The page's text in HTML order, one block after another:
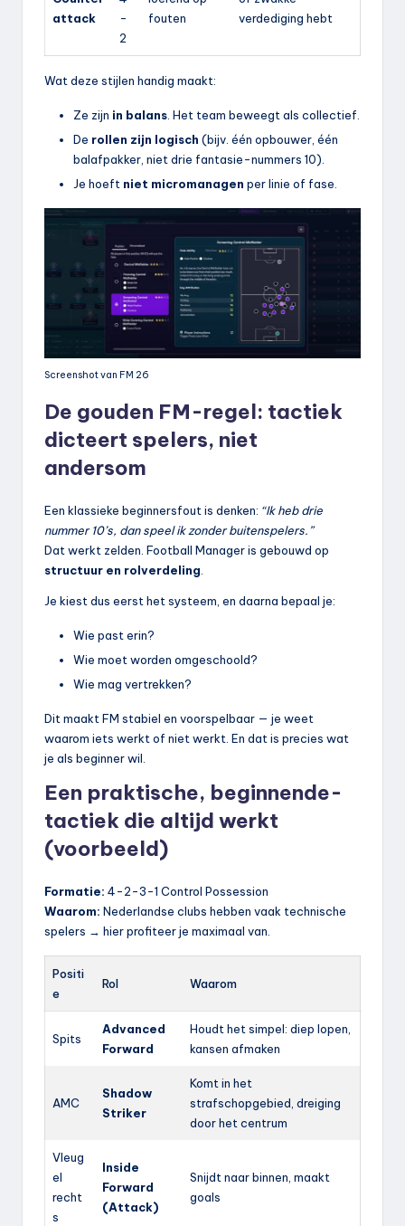
attack
-
2
fouten
verdediging hebt
Wat deze stijlen handig maakt:
Ze zijn in balans . Het team beweegt als collectief.
De rollen zijn logisch (bijv. één opbouwer, één
balafpakker, niet drie fantasie-nummers 10).
Je hoeft niet micromanagen per linie of fase.
Screenshot van FM 26
De gouden FM-regel: tactiek
dicteert spelers, niet
andersom
Een klassieke beginnersfout is denken: “Ik heb drie
nummer 10’s, dan speel ik zonder buitenspelers.”
Dat werkt zelden. Football Manager is gebouwd op
structuur en rolverdeling
Je kiest dus eerst het systeem, en daarna bepaal je:
Wie past erin?
Wie moet worden omgeschoold?
Wie mag vertrekken?
Dit maakt FM stabiel en voorspelbaar — je weet
waarom iets werkt of niet werkt. En dat is precies wat
je als beginner wil.
Een praktische, beginnende-
tactiek die altijd werkt
(voorbeeld)
Formatie: 4-2-3-1 Control Possession
Waarom: Nederlandse clubs hebben vaak technische
spelers → hier profiteer je maximaal van.
Positi
e
Rol Waarom
Spits
Advanced
Forward
Houdt het simpel: diep lopen,
kansen afmaken
AMC
Shadow
Striker
Komt in het
strafschopgebied, dreiging
door het centrum
Vleug
el
recht
s
Inside
Forward
(Attack)
Snijdt naar binnen, maakt
goals